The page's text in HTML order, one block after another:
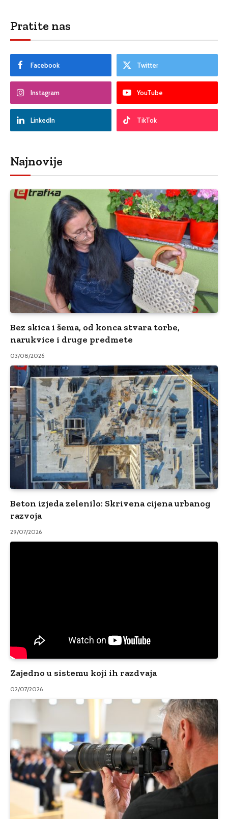
Pratite nas
Facebook Twitter
Instagram YouTube
LinkedIn TikTok
Najnovije
Bez skica i šema, od konca stvara torbe,
narukvice i druge predmete
03/08/2026
Beton izjeda zelenilo: Skrivena cijena urbanog
razvoja
29/07/2026
Zajedno u sistemu koji ih razdvaja
02/07/2026